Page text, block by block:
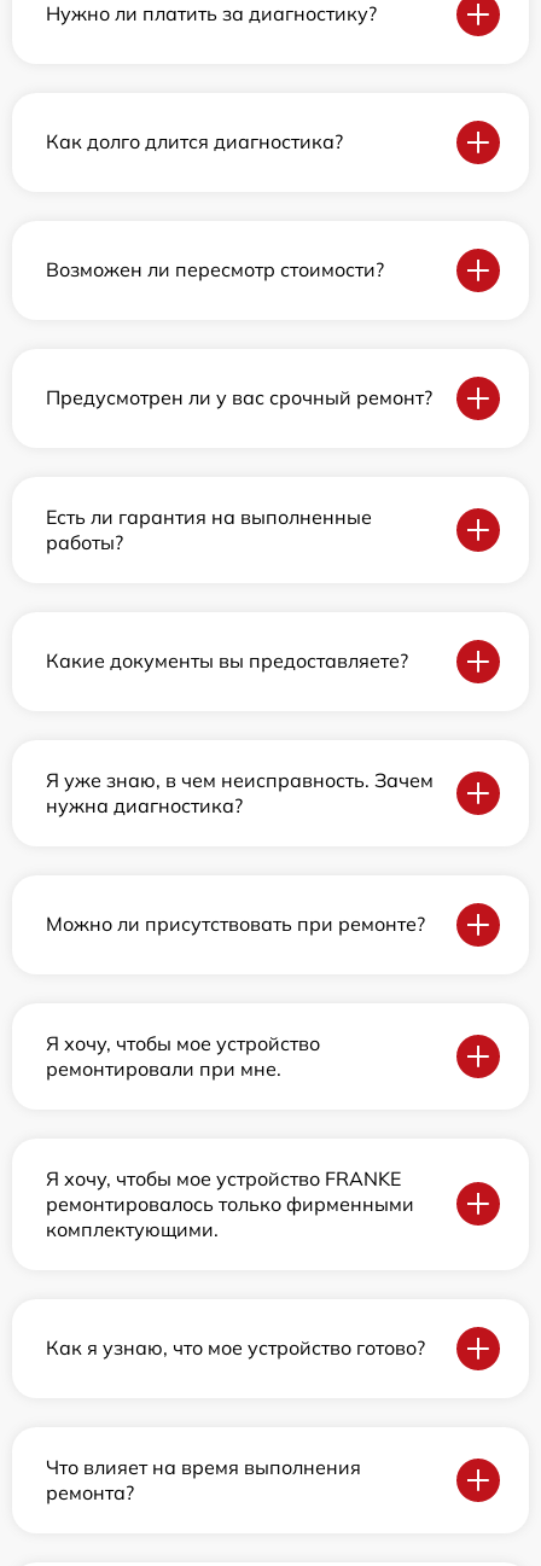
Нужно ли платить за диагностику?
Как долго длится диагностика?
Возможен ли пересмотр стоимости?
Предусмотрен ли у вас срочный ремонт?
Есть ли гарантия на выполненные
работы?
Какие документы вы предоставляете?
Я уже знаю, в чем неисправность. Зачем
нужна диагностика?
Можно ли присутствовать при ремонте?
Я хочу, чтобы мое устройство
ремонтировали при мне.
Я хочу, чтобы мое устройство FRANKE
ремонтировалось только фирменными
комплектующими.
Как я узнаю, что мое устройство готово?
Что влияет на время выполнения
ремонта?